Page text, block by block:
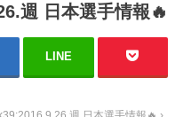
週 日本選手情報🔥
LINE